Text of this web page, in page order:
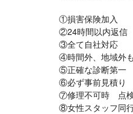
①損害保険加入
②24時間以内返信
③全て自社対応
④時間外、地域外
⑤正確な診断第一
⑥必ず事前見積り
⑦修理不可時 点検
⑧女性スタッフ同